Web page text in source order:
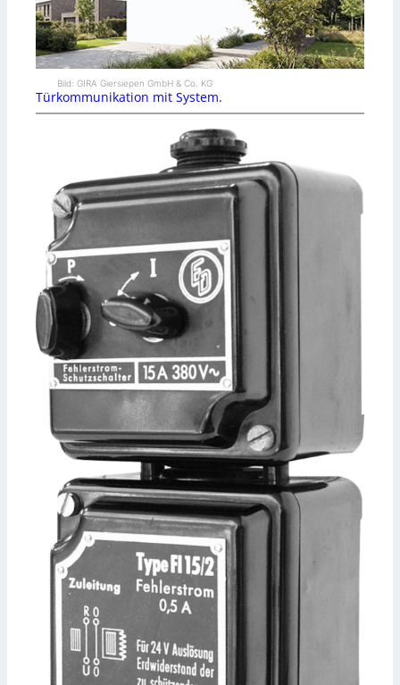
Bild: GIRA Giersiepen GmbH & Co. KG
Türkommunikation mit System.